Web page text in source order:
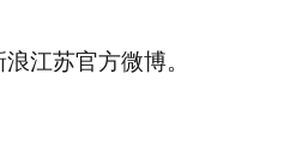
江苏官方微博。